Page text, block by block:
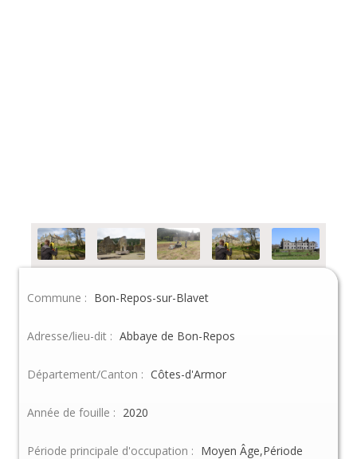
Commune : Bon-Repos-sur-Blavet
Adresse/lieu-dit : Abbaye de Bon-Repos
Département/Canton : Côtes-d'Armor
Année de fouille : 2020
Période principale d'occupation : Moyen Âge,Période